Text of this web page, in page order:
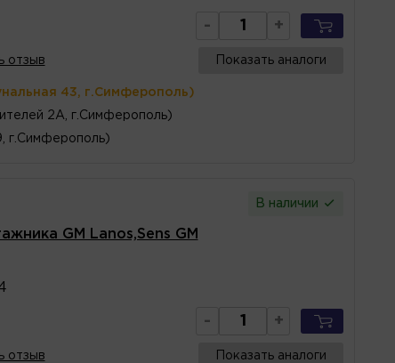
- +
отзыв Показать аналоги
43, г.Симферополь)
2А, г.Симферополь)
г.Симферополь)
В наличии
GM Lanos,Sens GM
- +
отзыв Показать аналоги